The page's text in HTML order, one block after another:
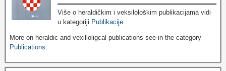
Više o heraldičkim i veksilološkim publikacijama vidi
u kategoriji Publikacije.
More on heraldic and vexilloligcal publications see in the category
Publications.